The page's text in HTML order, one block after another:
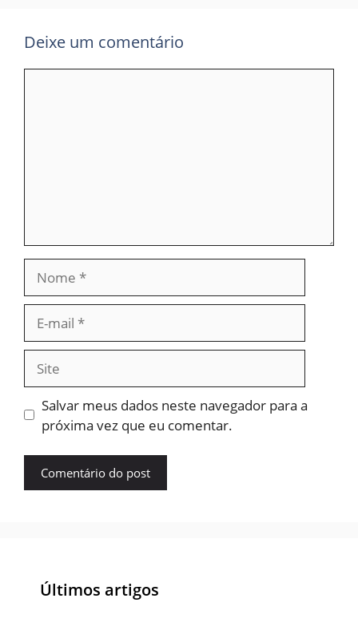
Deixe um comentário
Salvar meus dados neste navegador para a
próxima vez que eu comentar.
Últimos artigos